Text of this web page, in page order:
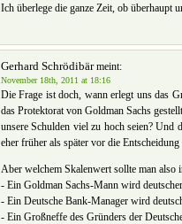
Ich überlege die ganze Zeit, ob überhaupt
Gerhard Schrödibärmeint:
November 18th, 2011 at 18:16
Die Frage ist doch, wann erlegt uns das
das Protektorat von Goldman Sachs
unsere Schulden viel zu hoch seien? Und
eher früher als später vor die Entscheidung
Aber welchem Skalenwert sollte man also
- Ein Goldman Sachs-Mann wird
- Ein Deutsche Bank-Manager wird
- Ein Großneffe des Gründers der